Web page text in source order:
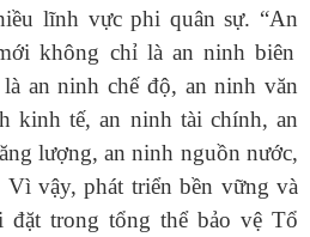
lĩnh vực phi quân sự. “An
không chỉ là an ninh biên
an ninh chế độ, an ninh văn
kinh tế, an ninh tài chính, an
lượng, an ninh nguồn nước,
vậy, phát triển bền vững và
đặt trong tổng thể bảo vệ Tổ